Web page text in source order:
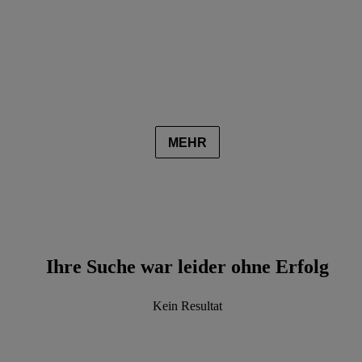
MEHR
Ihre Suche war leider ohne Erfolg
Kein Resultat